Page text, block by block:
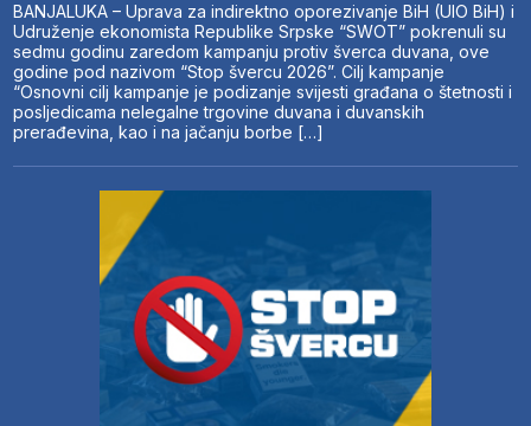
BANJALUKA – Uprava za indirektno oporezivanje BiH (UIO BiH) i
Udruženje ekonomista Republike Srpske “SWOT” pokrenuli su
sedmu godinu zaredom kampanju protiv šverca duvana, ove
godine pod nazivom “Stop švercu 2026”. Cilj kampanje
“Osnovni cilj kampanje je podizanje svijesti građana o štetnosti i
posljedicama nelegalne trgovine duvana i duvanskih
prerađevina, kao i na jačanju borbe […]